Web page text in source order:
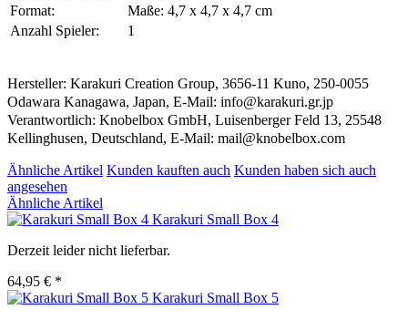
Format:
Maße: 4,7 x 4,7 x 4,7 cm
Anzahl Spieler:
1
Hersteller: Karakuri Creation Group, 3656-11 Kuno, 250-0055
Odawara Kanagawa, Japan, E-Mail: info@karakuri.gr.jp
Verantwortlich: Knobelbox GmbH, Luisenberger Feld 13, 25548
Kellinghusen, Deutschland, E-Mail: mail@knobelbox.com
Ähnliche Artikel Kunden kauften auch Kunden haben sich auch
angesehen
Ähnliche Artikel
Karakuri Small Box 4
Derzeit leider nicht lieferbar.
64,95 € *
Karakuri Small Box 5